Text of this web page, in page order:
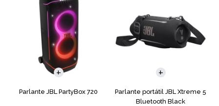
Parlante JBL PartyBox 720
Parlante portátil JBL Xtreme 5
Bluetooth Black